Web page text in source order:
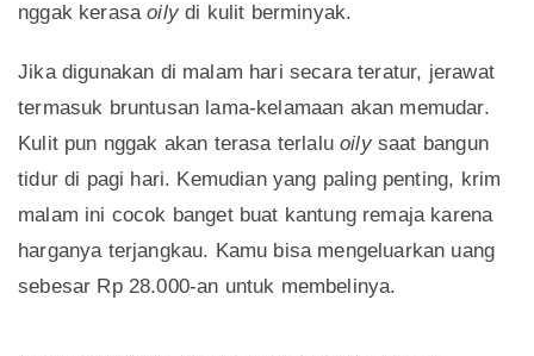
nggak kerasaoilydi kulit berminyak.
Jika digunakan di malam hari secara teratur, jerawat
termasuk bruntusan lama-kelamaan akan memudar.
Kulit pun nggak akan terasa terlaluoily saat bangun
tidur di pagi hari. Kemudian yang paling penting, krim
malam ini cocok banget buat kantung remaja karena
harganya terjangkau. Kamu bisa mengeluarkan uang
sebesar Rp 28.000-an untuk membelinya.